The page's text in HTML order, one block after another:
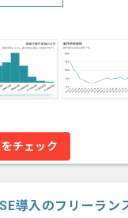
チェック
導入のフリーラン